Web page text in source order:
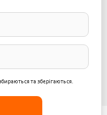
та зберігаються.